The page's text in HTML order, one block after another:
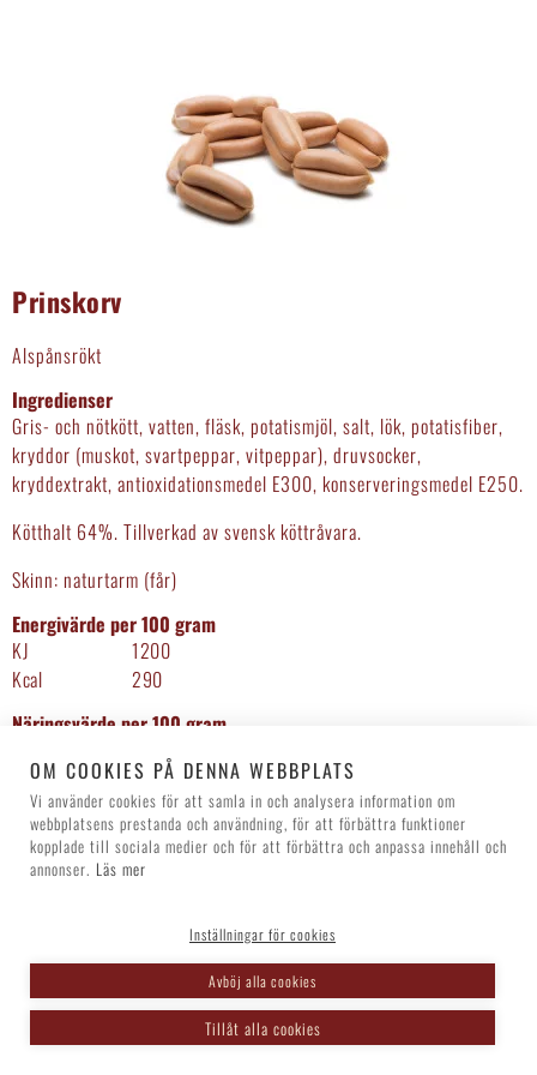
Prinskorv
Alspånsrökt
Ingredienser
Gris- och nötkött, vatten, fläsk, potatismjöl, salt, lök, potatisfiber,
kryddor (muskot, svartpeppar, vitpeppar), druvsocker,
kryddextrakt, antioxidationsmedel E300, konserveringsmedel E250.
Kötthalt 64%. Tillverkad av svensk köttråvara.
Skinn: naturtarm (får)
Energivärde per 100 gram
KJ
1200
Kcal
290
Näringsvärde per 100 gram
varav mättat fett 10g
Kolhydrater
5,8g
varav
sockerarter
0g
OM COOKIES PÅ DENNA WEBBPLATS
Vi använder cookies för att samla in och analysera information om
webbplatsens prestanda och användning, för att förbättra funktioner
kopplade till sociala medier och för att förbättra och anpassa innehåll och
annonser. Läs mer
Inställningar för cookies
Avböj alla cookies
Tillåt alla cookies